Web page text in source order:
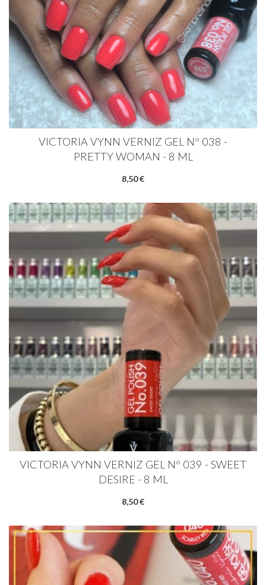
VICTORIA VYNN VERNIZ GEL Nº 038 -
PRETTY WOMAN - 8 ML
8,50 €
VICTORIA VYNN VERNIZ GEL Nº 039 - SWEET
DESIRE - 8 ML
8,50 €